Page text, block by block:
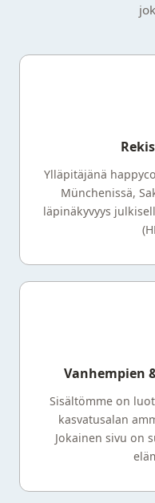
Ylläpitäjänä
Münchenissä,
läpinäkyvyys
Vanhempien
Sisältömme on
kasvatusalan
Jokainen sivu on